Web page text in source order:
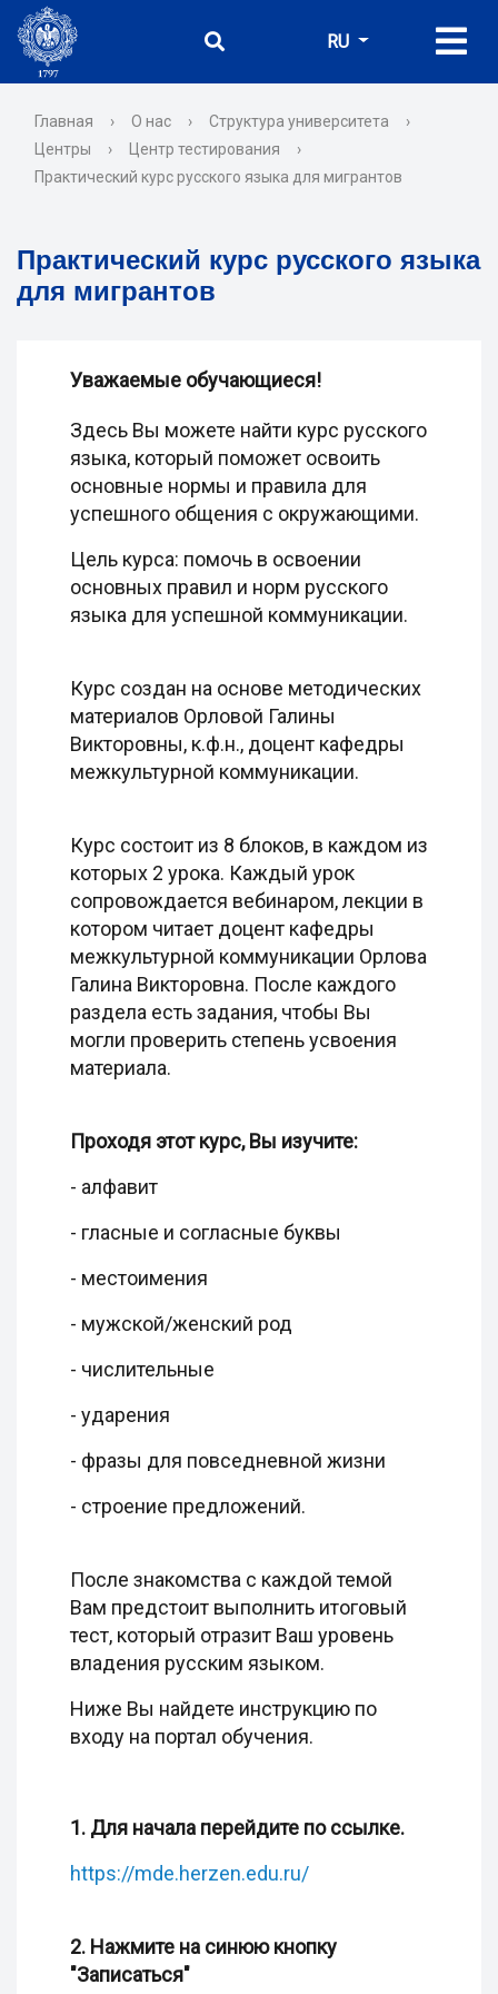
RU
Главная › О нас › Структура университета
›
Центры
› Центр тестирования
›
Практический курс русского языка для мигрантов
Практический курс русского языка
для мигрантов
Уважаемые обучающиеся!
Здесь Вы можете найти курс русского
языка, который поможет освоить
основные нормы и правила для
успешного общения с окружающими.
Цель курса: помочь в освоении
основных правил и норм русского
языка для успешной коммуникации.
Курс создан на основе методических
материалов Орловой Галины
Викторовны, к.ф.н., доцент кафедры
межкультурной коммуникации.
Курс состоит из 8 блоков, в каждом из
которых 2 урока. Каждый урок
сопровождается вебинаром, лекции в
котором читает доцент кафедры
межкультурной коммуникации Орлова
Галина Викторовна. После каждого
раздела есть задания, чтобы Вы
могли проверить степень усвоения
материала.
Проходя этот курс, Вы изучите:
- алфавит
- гласные и согласные буквы
- местоимения
- мужской/женский род
- числительные
- ударения
- фразы для повседневной жизни
- строение предложений.
После знакомства с каждой темой
Вам предстоит выполнить итоговый
тест, который отразит Ваш уровень
владения русским языком.
Ниже Вы найдете инструкцию по
входу на портал обучения.
1. Для начала перейдите по ссылке.
https://mde.herzen.edu.ru/
2. Нажмите на синюю кнопку
"Записаться"